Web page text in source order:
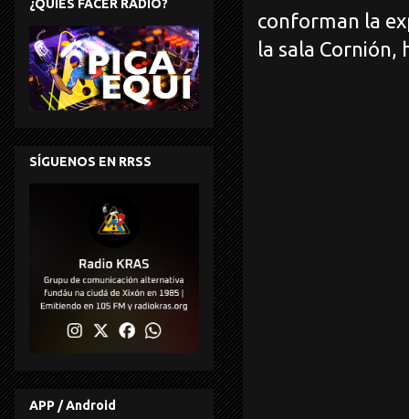
conforman la
la sala Cornión,
¿QUIÉS FACER RADIO?
SÍGUENOS EN RRSS
APP / Android